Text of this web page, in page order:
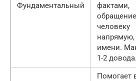
Фундаментальный
фактами,
человеку
напрямую,
имени.
1-2 довода.
Помогает